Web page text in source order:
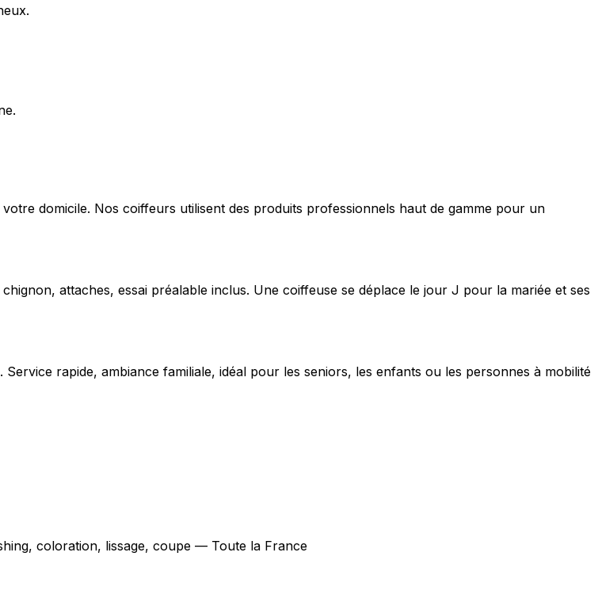
domicile. Nos coiffeurs utilisent des produits professionnels haut de gamme pour un
attaches, essai préalable inclus. Une coiffeuse se déplace le jour J pour la mariée et ses
rapide, ambiance familiale, idéal pour les seniors, les enfants ou les personnes à mobilité
coloration, lissage, coupe — Toute la France